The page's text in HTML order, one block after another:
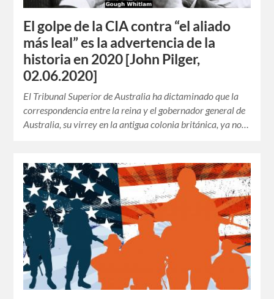
El golpe de la CIA contra “el aliado
más leal” es la advertencia de la
historia en 2020 [John Pilger,
02.06.2020]
El Tribunal Superior de Australia ha dictaminado que la
correspondencia entre la reina y el gobernador general de
Australia, su virrey en la antigua colonia británica, ya no…